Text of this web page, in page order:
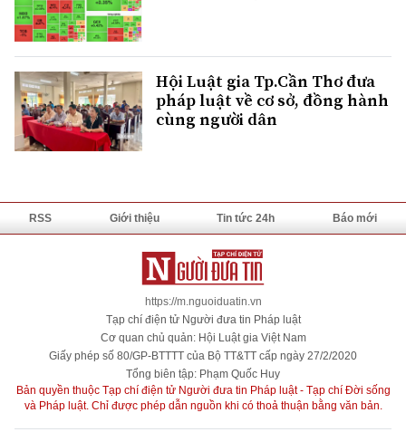
Hội Luật gia Tp.Cần Thơ đưa
pháp luật về cơ sở, đồng hành
cùng người dân
RSS Giới thiệu Tin tức 24h Báo mới
https://m.nguoiduatin.vn
Tạp chí điện tử Người đưa tin Pháp luật
Cơ quan chủ quản: Hội Luật gia Việt Nam
Giấy phép số 80/GP-BTTTT của Bộ TT&TT cấp ngày 27/2/2020
Tổng biên tập: Phạm Quốc Huy
Bản quyền thuộc Tạp chí điện tử Người đưa tin Pháp luật - Tạp chí Đời sống
và Pháp luật. Chỉ được phép dẫn nguồn khi có thoả thuận bằng văn bản.